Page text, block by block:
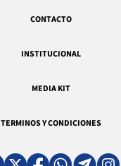
CONTACTO
INSTITUCIONAL
MEDIA KIT
TERMINOS Y CONDICIONES